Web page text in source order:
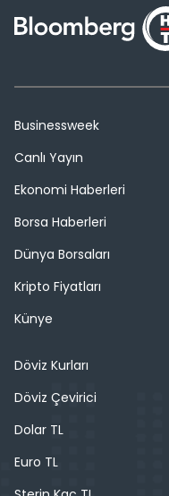
Businessweek
Canlı Yayın
Ekonomi Haberleri
Borsa Haberleri
Dünya Borsaları
Kripto Fiyatları
Künye
Döviz Kurları
Döviz Çevirici
Dolar TL
Euro TL